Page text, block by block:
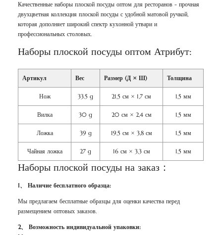
Качественные наборы плоской посуды оптом для ресторанов - прочная
двухцветная коллекция плоской посуды с удобной матовой ручкой,
которая дополняет широкий спектр кухонной утвари и
профессиональных столовых.
Наборы плоской посуды оптом Атрибут:
Артикул Вес Размер (Д × Ш) Толщина
Нож 33.5 g 21,5 см × 1,7 см 1,5 мм
Вилка 30 g 20 см × 2,4 см 1,5 мм
Ложка 39 g 19,5 см × 3,8 см 1,5 мм
Чайная ложка 27 g 16 см × 3,3 см 1,5 мм
Наборы плоской посуды на заказ：
1、 Наличие бесплатного образца:
Мы предлагаем бесплатные образцы для оценки качества перед
размещением оптовых заказов.
2、 Возможность индивидуальной упаковки: